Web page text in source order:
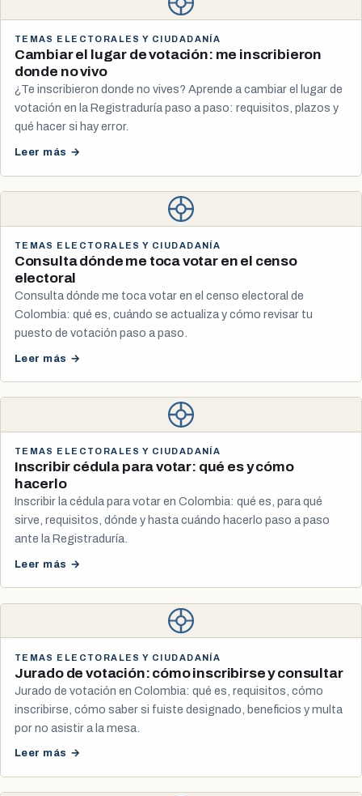
TEMAS ELECTORALES Y CIUDADANÍA
Cambiar el lugar de votación: me inscribieron
donde no vivo
¿Te inscribieron donde no vives? Aprende a cambiar el lugar de
votación en la Registraduría paso a paso: requisitos, plazos y
qué hacer si hay error.
Leer más →
TEMAS ELECTORALES Y CIUDADANÍA
Consulta dónde me toca votar en el censo
electoral
Consulta dónde me toca votar en el censo electoral de
Colombia: qué es, cuándo se actualiza y cómo revisar tu
puesto de votación paso a paso.
Leer más →
TEMAS ELECTORALES Y CIUDADANÍA
Inscribir cédula para votar: qué es y cómo
hacerlo
Inscribir la cédula para votar en Colombia: qué es, para qué
sirve, requisitos, dónde y hasta cuándo hacerlo paso a paso
ante la Registraduría.
Leer más →
TEMAS ELECTORALES Y CIUDADANÍA
Jurado de votación: cómo inscribirse y consultar
Jurado de votación en Colombia: qué es, requisitos, cómo
inscribirse, cómo saber si fuiste designado, beneficios y multa
por no asistir a la mesa.
Leer más →